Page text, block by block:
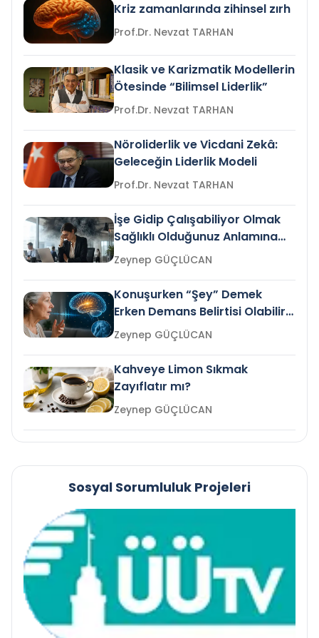
Kriz zamanlarında zihinsel zırh
Prof.Dr. Nevzat TARHAN
Klasik ve Karizmatik Modellerin
Ötesinde “Bilimsel Liderlik”
Prof.Dr. Nevzat TARHAN
Nöroliderlik ve Vicdani Zekâ:
Geleceğin Liderlik Modeli
Prof.Dr. Nevzat TARHAN
İşe Gidip Çalışabiliyor Olmak
Sağlıklı Olduğunuz Anlamına
Gelir mi?Zeynep GÜÇLÜCAN
Konuşurken “Şey” Demek
Erken Demans Belirtisi Olabilir
mi?
Zeynep GÜÇLÜCAN
Kahveye Limon Sıkmak
Zayıflatır mı?
Zeynep GÜÇLÜCAN
Sosyal Sorumluluk Projeleri